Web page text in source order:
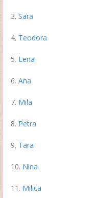
Sara
Teodora
Lena
Ana
Mila
Petra
Tara
Nina
Milica